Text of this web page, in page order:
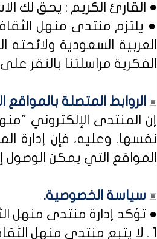
● القارئ الكريم : يحق لك
● يلتزم منتدى منهل
العربية السعودية ولائحته
الفكرية مراسلتنا بالنقر على
الروابط المتصلة بالمواقع
إن المنتدى الإلكتروني
نفسها. وعليه، فإن إدارة
المواقع التي يمكن الوصول
سياسة الخصوصية.
● تؤكد إدارة منتدى منهل
1 ـ لا يتبع منتدى منهل الثقافة التربوية أي مؤسسة أو منظمة حكومية ... فمنهل لثقافتك !